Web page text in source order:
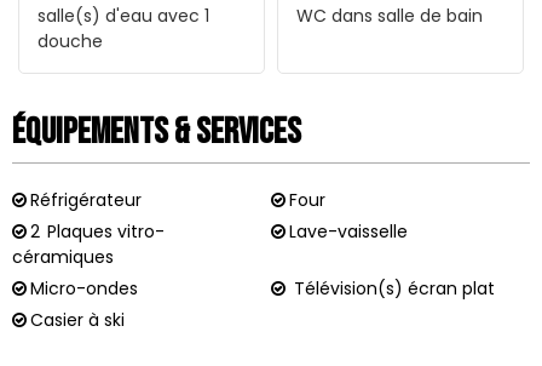
salle(s) d'eau avec 1
douche
WC dans salle de bain
Équipements & Services
Réfrigérateur
Four
2 Plaques vitro-
céramiques
Lave-vaisselle
Micro-ondes
Télévision(s) écran plat
Casier à ski